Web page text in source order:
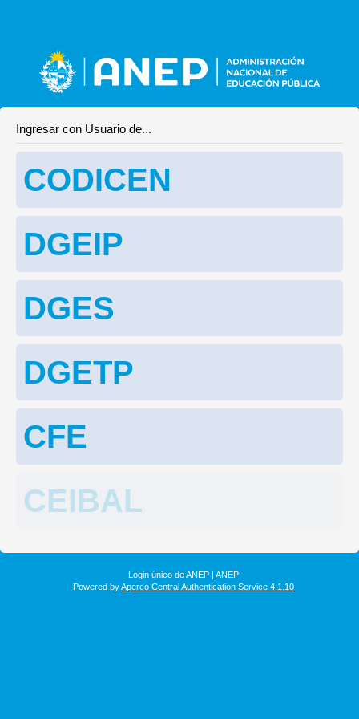
Ingresar con Usuario de...
CODICEN
DGEIP
DGES
DGETP
CFE
CEIBAL
Login único de ANEP | ANEP
Powered byApereo Central Authentication Service 4.1.10